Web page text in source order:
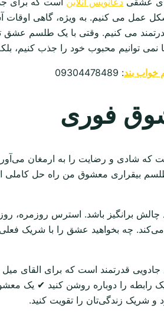
عمل می کنیم. به ویژه، گاهی
می کنیم. وقتی با یک طلسم
نمی توانیم محبوب خود را جذب
بند: 09304478489
فوری
شادی و رضایت را به ارمغان
بیقراری معشوق من راه حل کاملی
چالش برانگیز باشد. استرس
چه بخواهید عشق را با شریک
جادویی قدرتمند است که برای القای
رابطه را دوباره روشن کنید ✔ یک
و شریک زندگی‌تان را تقویت کنید.